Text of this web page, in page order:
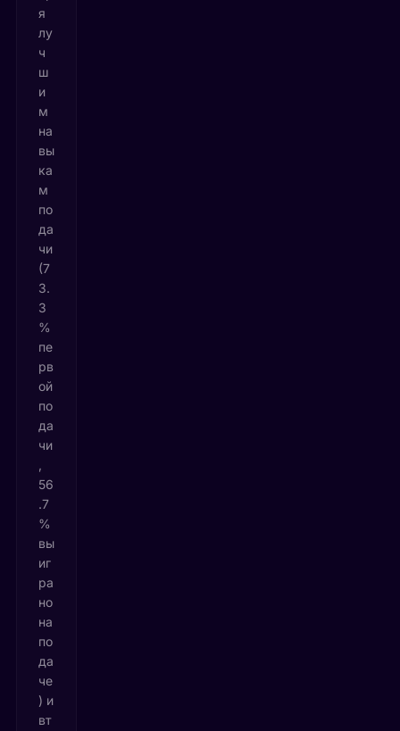
я
лу
ч
ш
и
м
на
вы
ка
м
по
да
чи
(7
3.
3
%
пе
рв
ой
по
да
чи
56
.7
%
вы
иг
ра
но
на
по
да
че
) и
вт